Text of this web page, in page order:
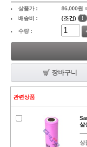
상품가 : 86,000원
배송비 : (조건) !
수량 :
장바구니
관련상품
삼
상